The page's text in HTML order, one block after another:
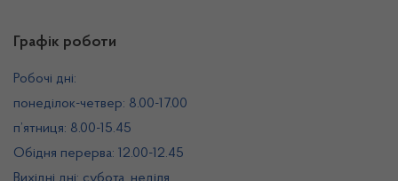
Графік роботи
Робочі дні:
понеділок-четвер: 8.00-17.00
п’ятниця: 8.00-15.45
Обідня перерва: 12.00-12.45